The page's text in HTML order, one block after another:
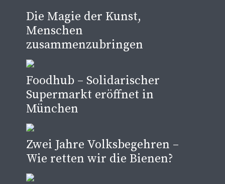
Die Magie der Kunst,
Menschen
zusammenzubringen
Foodhub – Solidarischer
Supermarkt eröffnet in
München
Zwei Jahre Volksbegehren –
Wie retten wir die Bienen?